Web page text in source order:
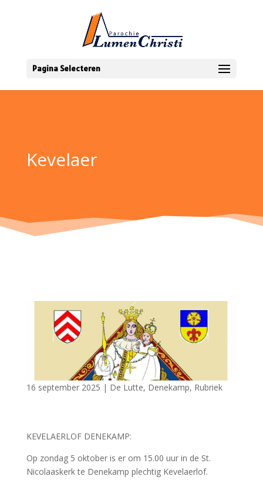
Pagina Selecteren
Kevelaer
16 september 2025 | De Lutte, Denekamp, Rubriek
KEVELAERLOF DENEKAMP:
Op zondag 5 oktober is er om 15.00 uur in de St.
Nicolaaskerk te Denekamp plechtig Kevelaerlof.